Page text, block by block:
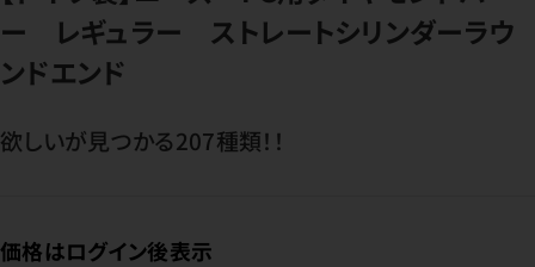
ー レギュラー ストレートシリンダーラウ
ンドエンド
欲しいが見つかる207種類！！
価格はログイン後表示